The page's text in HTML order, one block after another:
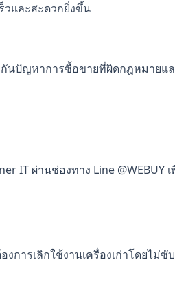
วและสะดวกยิ่งขึ้น
นปัญหาการซื้อขายที่ผิดกฎหมายแ
IT ผ่านช่องทาง Line @WEBUY
การเลิกใช้งานเครื่องเก่าโดยไม่ซั